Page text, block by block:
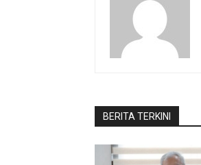
BERITA TERKINI